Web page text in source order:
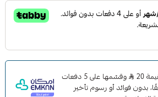
تركيب الغطاء يتم خلال ثوانٍ بدون أدوات،
السيارات بسهولة ويمنح المقصورة لمسة
تحسين شكل المقصورة وإحساس القيادة
فهذاالغطاء هو الخيار الذكي الذي يجمع
والحماية في منتج واحد.20
وقسّمها على 5 دفعات
بدون فوائد أو رسوم تأخير